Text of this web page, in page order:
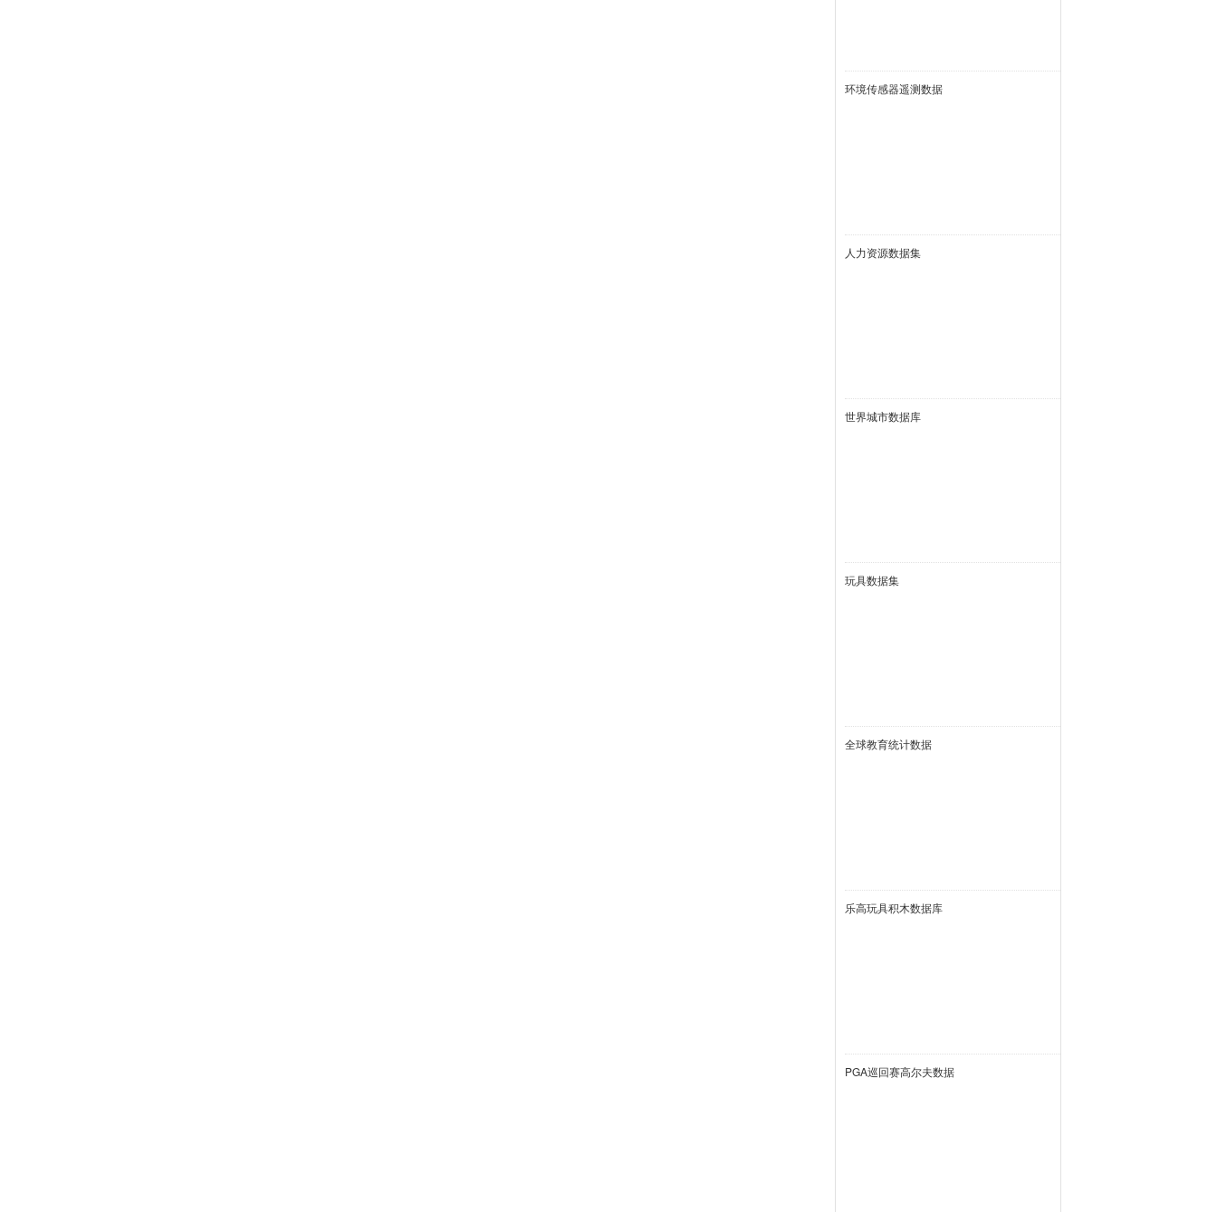
环境传感器遥测数据
人力资源数据集
世界城市数据库
玩具数据集
全球教育统计数据
乐高玩具积木数据库
PGA巡回赛高尔夫数据